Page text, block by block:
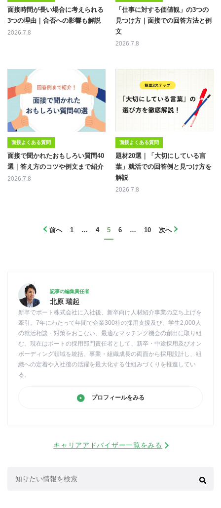
面接時間が長い場合に考えられる
3つの理由｜合否への影響も解説
2026.7.8
「仕事に対する価値観」の3つの
見つけ方｜面接での回答方法と例
文
2026.7.8
面接よくある質問
面接で聞かれたおもしろい質問40
選｜答え方のコツや例文まで紹介
2026.7.8
面接よくある質問
題材20選｜「大切にしている言
葉」就活での回答例と見つけ方を
解説
2026.7.8
前へ 1 … 4 5 6 … 10 次へ
記事の編集責任者
北原 瑞起
新卒でポート株式会社に入社後、新卒向け人材紹介事業の立ち上げを
牽引。7年にわたって年間で企業300社の採用支援及び、学生2,000人
の就活相談・対策をおこない、最適なマッチング機会の創出に取り組
む。現在はポートの採用部門責任者として、新卒・中途採用及びオン
ボーディング領域を統括。事業・組織成長の両面から採用設計し、組
織への定着や入社後の活躍を最大化する仕組みづくりを推進してい
る。
プロフィールをみる
キャリアアドバイザー一覧をみる